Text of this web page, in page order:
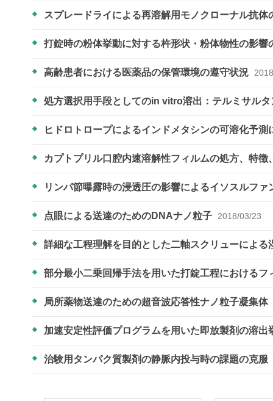
スプレードライによる再溶解用モノクローナル抗
打錠時の粉体挙動に対する杵形状・粉体物性の影響
高齢患者における医薬品の保管環境の遵守状況
処方選択用手段としてのin vitro溶出：テルミサル
ヒドロトロープによるインドメタシンの可溶化予
カプトプリル口腔内速溶解性フィルムの処方、特
リンパ節曝露時の浸透圧の影響によるイソスルフ
点眼による送達のためのDNAナノ粒子 2018/03/23
詳細な工程理解を目的とした二軸スクリューによ
部分最小二乗回帰手法を用いた打錠工程における
局所薬物送達のための超音波応答性ナノ粒子凝集体
加速安定性評価プログラムを用いた即放製剤の溶
治験用タンパク質製剤の静脈内投与時の課題の克服